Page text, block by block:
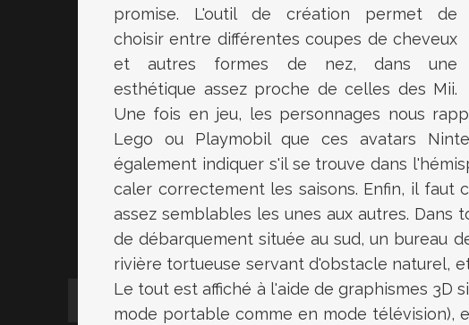
promise. L'outil de création permet de
choisir entre différentes coupes de cheveux
et autres formes de nez, dans une
esthétique assez proche de celles des Mii.
Une fois en jeu, les personnages nous
Lego ou Playmobil que ces avatars
également indiquer s'il se trouve dans
caler correctement les saisons. Enfin, il faut
assez semblables les unes aux autres. Dans
de débarquement située au sud, un bureau
rivière tortueuse servant d'obstacle naturel,
Le tout est affiché à l'aide de graphismes 3D
mode portable comme en mode télévision),